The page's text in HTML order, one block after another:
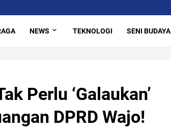
NEWS TEKNOLOGI SENI BUDAYA
Perlu ‘Galaukan’
DPRD Wajo!